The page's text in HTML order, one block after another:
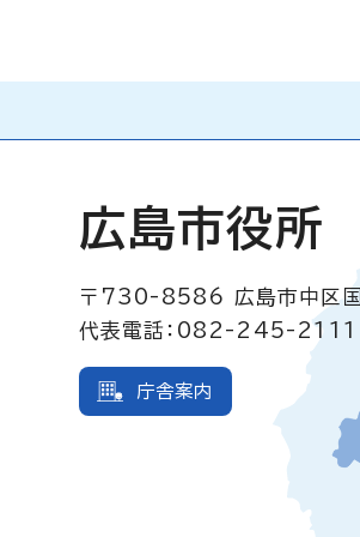
広島市役所
〒730-8586
広島市中区
代表電話：082-245-2111
庁舎案内